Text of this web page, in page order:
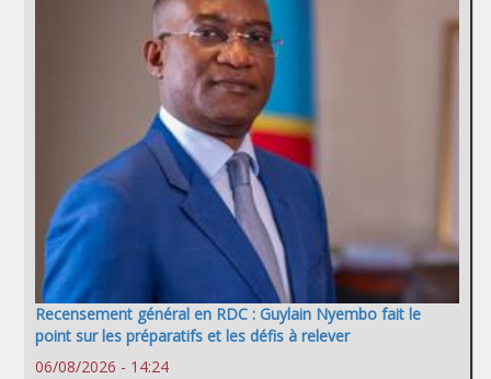
Recensement général en RDC : Guylain Nyembo fait le
point sur les préparatifs et les défis à relever
06/08/2026 - 14:24